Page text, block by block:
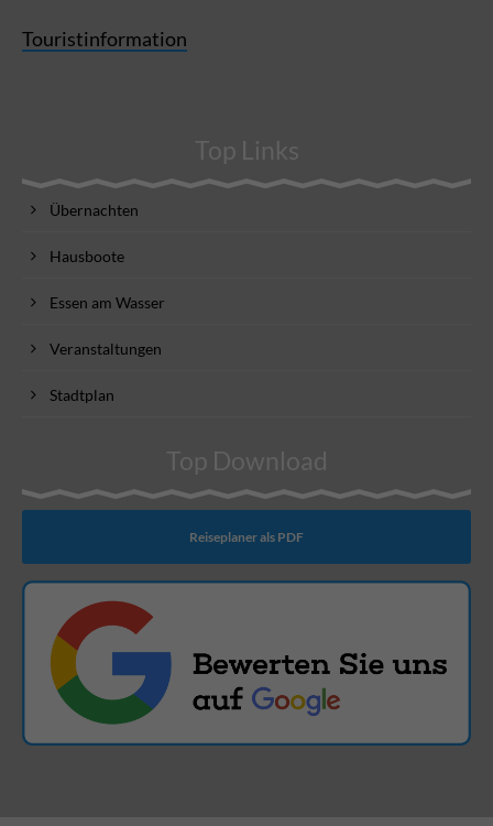
Touristinformation
Top Links
Übernachten
Hausboote
Essen am Wasser
Veranstaltungen
Stadtplan
Top Download
Reiseplaner als PDF